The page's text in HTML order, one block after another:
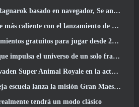
en navegador, Se anuncia el universo Ragnarok
con el lanzamiento de un nuevo mapa del desierto
para jugar desde 2025, ¿Todavía vale la pena jugar? 2026?
de un solo fragmento de Eve Online ahora es de código abierto
Animal Royale en la actualización 'Super Natural'
Maestro 'The Blood Moon Rises', Poniendo fin a una línea de búsqueda de 20 años
tendrá un modo clásico